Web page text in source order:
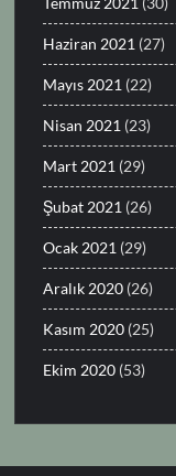
Haziran 2021 (27)
Mayıs 2021 (22)
Nisan 2021 (23)
Mart 2021 (29)
Şubat 2021 (26)
Ocak 2021 (29)
Aralık 2020 (26)
Kasım 2020 (25)
Ekim 2020 (53)